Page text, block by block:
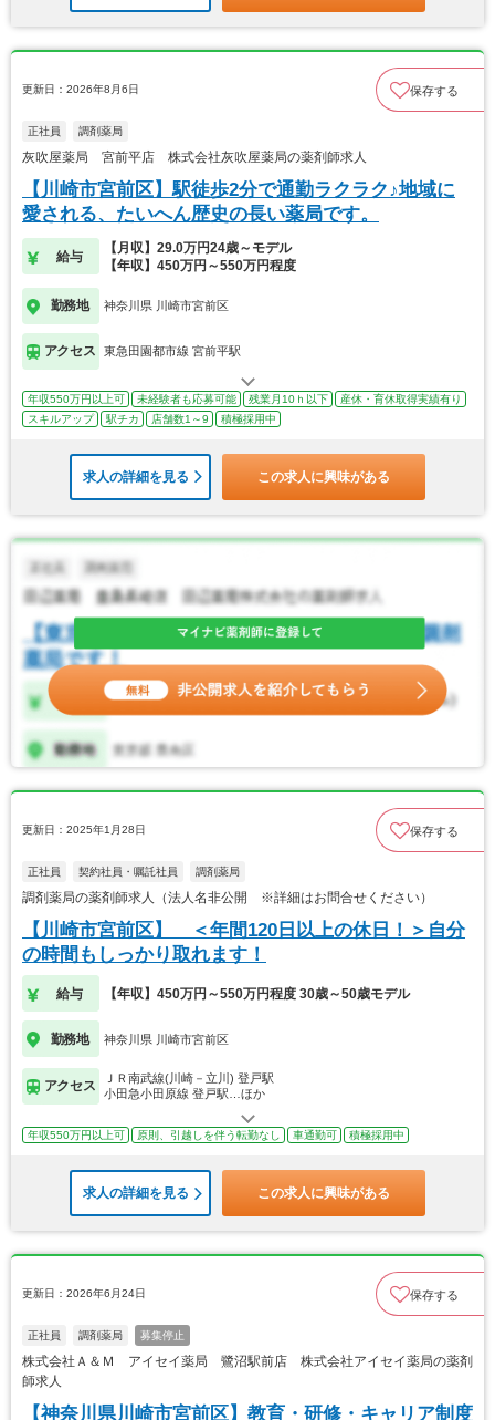
更新日：2026年8月6日 保存する
正社員 調剤薬局
灰吹屋薬局 宮前平店 株式会社灰吹屋薬局の薬剤師求人
【川崎市宮前区】駅徒歩2分で通勤ラクラク♪地域に
愛される、たいへん歴史の長い薬局です。
給与
【月収】29.0万円24歳～モデル
【年収】450万円～550万円程度
勤務地 神奈川県 川崎市宮前区
アクセス 東急田園都市線 宮前平駅
年収550万円以上可 未経験者も応募可能 残業月10ｈ以下
産休・育休取得実績有り
スキルアップ
駅チカ 店舗数1～9 積極採用中
求人の詳細を見る この求人に興味がある
更新日：2025年1月28日 保存する
正社員 契約社員・嘱託社員 調剤薬局
調剤薬局の薬剤師求人（法人名非公開 ※詳細はお問合せください）
【川崎市宮前区】 ＜年間120日以上の休日！＞自分
の時間もしっかり取れます！
給与 【年収】450万円～550万円程度 30歳～50歳モデル
勤務地 神奈川県 川崎市宮前区
アクセス
ＪＲ南武線(川崎－立川) 登戸駅
小田急小田原線 登戸駅…ほか
年収550万円以上可 原則、引越しを伴う転勤なし 車通勤可 積極採用中
求人の詳細を見る この求人に興味がある
更新日：2026年6月24日 保存する
正社員 調剤薬局 募集停止
株式会社Ａ＆Ｍ アイセイ薬局 鷺沼駅前店 株式会社アイセイ薬局の薬剤
師求人
【神奈川県川崎市宮前区】教育・研修・キャリア制度